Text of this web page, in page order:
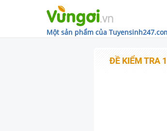
Một sản phẩm của
ĐỀ KIỂM TRA